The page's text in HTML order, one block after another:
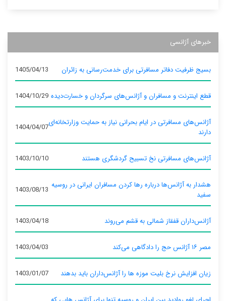
خبرهای آژانسی
بسیج ظرفیت دفاتر مسافرتی برای خدمت‌رسانی به زائران 1405/04/13
قطع اینترنت و مسافران و آژانس‌های سرگردان و خسارت‌دیده 1404/10/29
آژانس‌های مسافرتی در ایام بحرانی نیاز به حمایت وزارتخانه‌ای
دارند
1404/04/07
آژانس‌های مسافرتی نخ تسبیح گردشگری هستند 1403/10/10
هشدار به آژانس‌ها درباره رها کردن مسافران ایرانی در روسیه
سفید
1403/08/13
آژانس‌داران قفقاز شمالی به قشم می‌روند 1403/04/18
مصر ۱۶ آژانس حج را دادگاهی می‌کند 1403/04/03
زیان افزایش نرخ بلیت موزه ها را آژانس‌داران باید بدهند 1403/01/07